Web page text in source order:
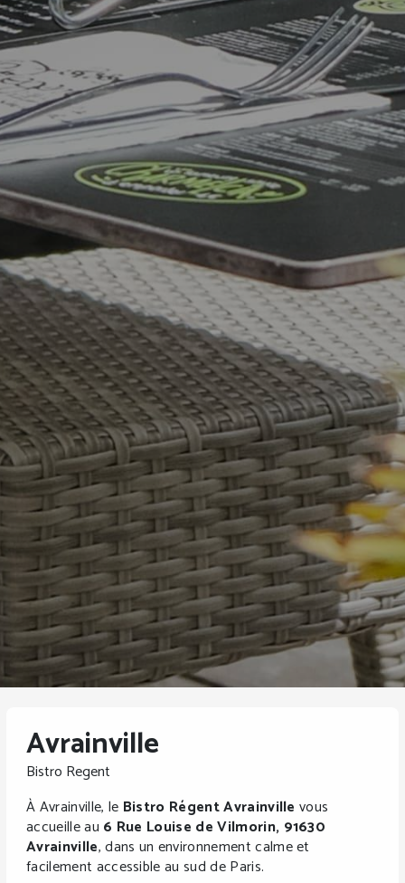
Avrainville
Bistro Regent
À Avrainville, le Bistro Régent Avrainville vous
accueille au 6 Rue Louise de Vilmorin, 91630
Avrainville, dans un environnement calme et
facilement accessible au sud de Paris.